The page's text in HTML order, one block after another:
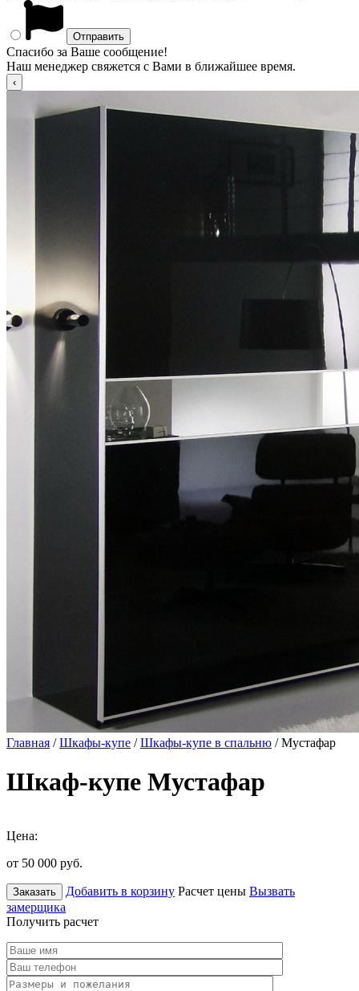
Спасибо за Ваше сообщение!
Наш менеджер свяжется с Вами в ближайшее время.
Главная /Шкафы-купе /Шкафы-купе в спальню / Мустафар
Шкаф-купе Мустафар
Цена:
от 50 000 руб.
Заказать Добавить в корзину Расчет цены Вызвать
замерщика
Получить расчет